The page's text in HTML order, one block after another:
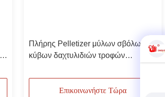
Πλήρης Pelletizer μύλων σβόλων
κύβων δαχτυλιδιών τροφών
Επικοινωνήστε Τώρα